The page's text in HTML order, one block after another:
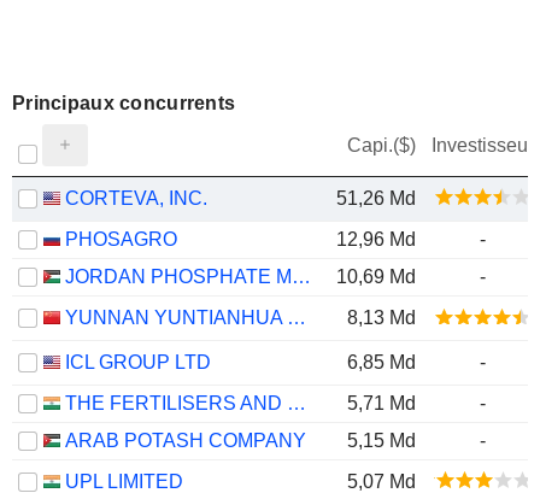
Principaux concurrents
Capi.($) Investisseur
CORTEVA, INC.
51,26 Md
PHOSAGRO
12,96 Md
-
JORDAN PHOSPHATE MINES CO. PLC
10,69 Md
-
YUNNAN YUNTIANHUA CO., LTD.
8,13 Md
ICL GROUP LTD 6,85 Md
-
THE FERTILISERS AND CHEMICALS TRAVANCORE LIMITED
5,71 Md
-
ARAB POTASH COMPANY
5,15 Md
-
UPL LIMITED
5,07 Md